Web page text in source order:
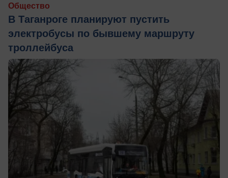
Общество
В Таганроге планируют пустить
электробусы по бывшему маршруту
троллейбуса